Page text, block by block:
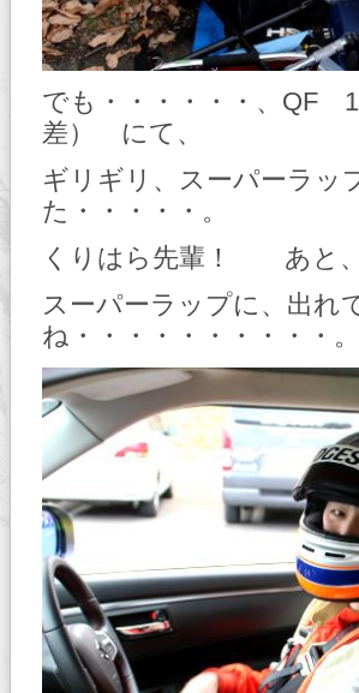
でも・・・・・・、QF
差） にて、
ギリギリ、スーパーラッ
た・・・・・。
くりはら先輩！ あと、
スーパーラップに、出れ
ね・・・・・・・・・・。